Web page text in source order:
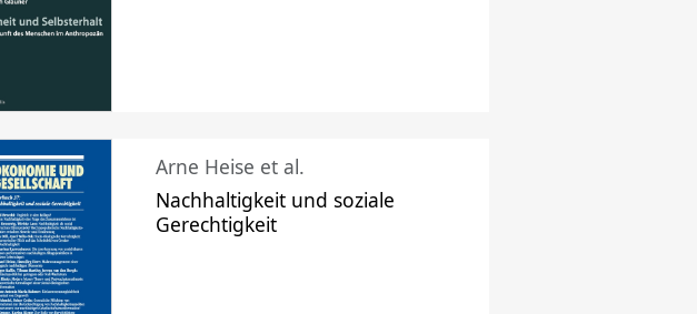
Arne Heise et al.
Nachhaltigkeit und soziale
Gerechtigkeit